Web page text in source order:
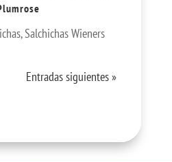
,Salchichas Wieners
Entradas siguientes »